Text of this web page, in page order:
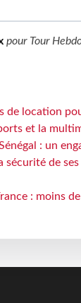
pour Tour
de location
et la
: un
de
: moins